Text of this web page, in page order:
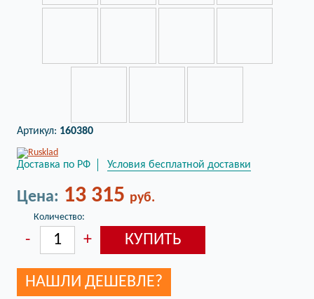
Артикул: 160380
Доставка по РФ Условия бесплатной доставки
Цена: 13 315 руб.
Количество:
НАШЛИ ДЕШЕВЛЕ?